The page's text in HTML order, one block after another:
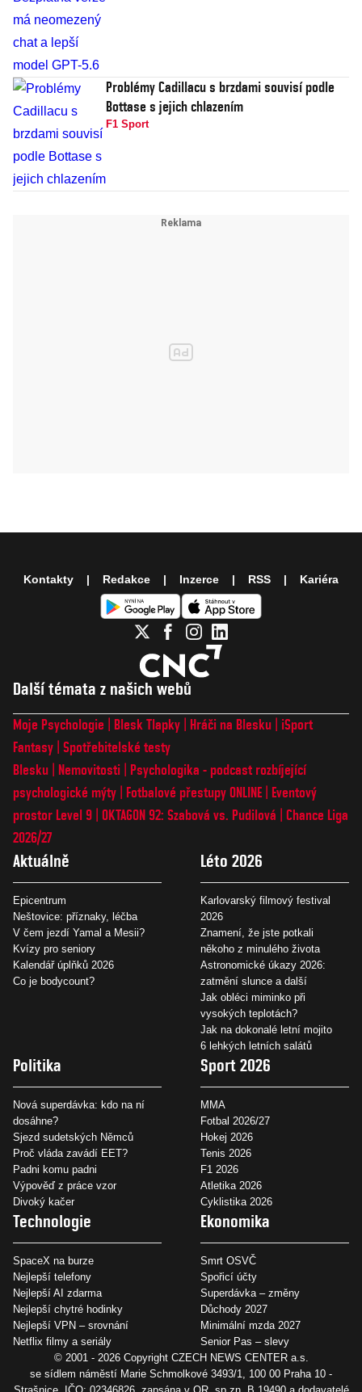
Problémy Cadillacu s brzdami souvisí podle
Bottase s jejich chlazením
F1 Sport
Další témata z našich webů
Moje Psychologie Blesk Tlapky Hráči na Blesku
iSport
Fantasy Spotřebitelské testy
Blesku
Nemovitosti
Psychologika - podcast rozbíjející
psychologické mýty
Fotbalové přestupy ONLINE
Eventový
prostor Level 9 OKTAGON 92: Szabová vs. Pudilová
Chance Liga
2026/27
Aktuálně
Epicentrum
Neštovice: příznaky, léčba
V čem jezdí Yamal a Mesii?
Kvízy pro seniory
Kalendář úplňků 2026
Co je bodycount?
Léto 2026
Karlovarský filmový festival
2026
Znamení, že jste potkali
někoho z minulého života
Astronomické úkazy 2026:
zatmění slunce a další
Jak obléci miminko při
vysokých teplotách?
Jak na dokonalé letní mojito
6 lehkých letních salátů
Politika
Nová superdávka: kdo na ní
dosáhne?
Sjezd sudetských Němců
Proč vláda zavádí EET?
Padni komu padni
Výpověď z práce vzor
Divoký kačer
Sport 2026
MMA
Fotbal 2026/27
Hokej 2026
Tenis 2026
F1 2026
Atletika 2026
Cyklistika 2026
Technologie
SpaceX na burze
Nejlepší telefony
Nejlepší AI zdarma
Nejlepší chytré hodinky
Nejlepší VPN – srovnání
Netflix filmy a seriály
Ekonomika
Smrt OSVČ
Spořicí účty
Superdávka – změny
Důchody 2027
Minimální mzda 2027
Senior Pas – slevy
Kontakty Redakce Inzerce RSS Kariéra
© 2001 - 2026 Copyright CZECH NEWS CENTER a.s.
se sídlem náměstí Marie Schmolkové 3493/1, 100 00 Praha 10 -